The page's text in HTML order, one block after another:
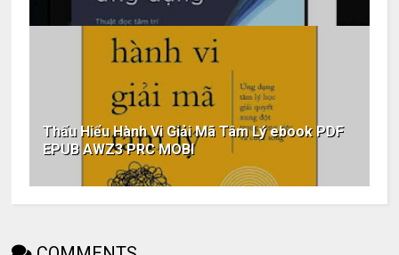
Thấu Hiểu Hành Vi Giải Mã Tâm Lý ebook PDF
EPUB AWZ3 PRC MOBI